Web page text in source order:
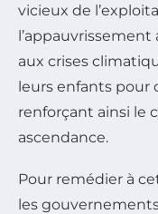
vicieux de
aux crises
leurs enfants pour
renforçant ainsi le
ascendance.
Pour remédier à
les